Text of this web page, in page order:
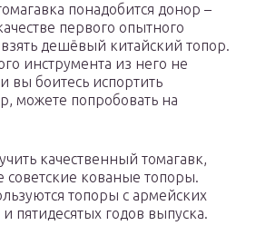
понадобится донор –
первого опытного
дешёвый китайский топор.
инструмента из него не
вы боитесь испортить
можете попробовать на
качественный томагавк,
советские кованые топоры.
топоры с армейских
пятидесятых годов выпуска.